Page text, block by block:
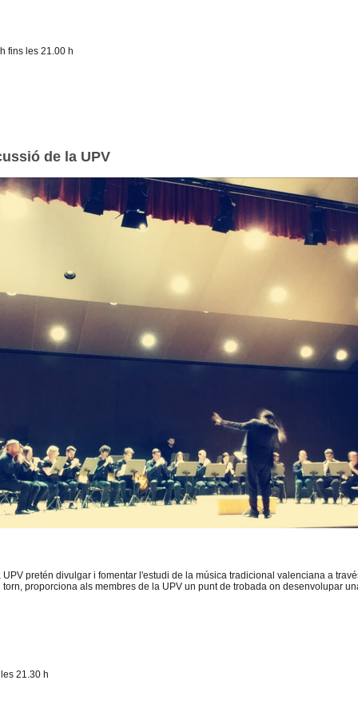
fins les 21.00 h
de la UPV
pretén divulgar i fomentar l'estudi de la música tradicional valenciana a
proporciona als membres de la UPV un punt de trobada on desenvolupar
21.30 h